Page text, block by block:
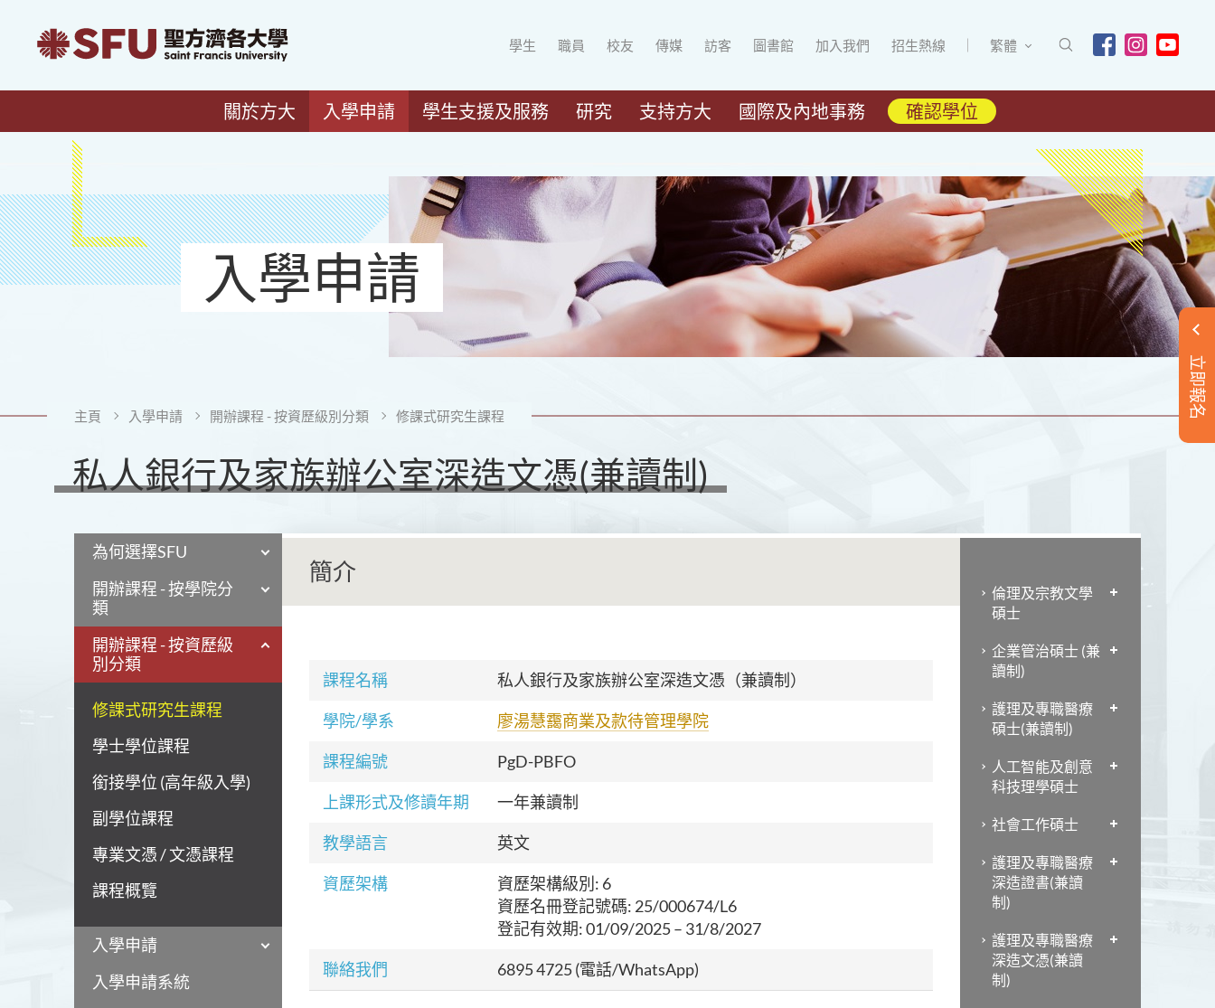
學生 職員 校友 傳媒 訪客 圖書館 加入我們 招生熱線 繁體
關於方大 入學申請 學生支援及服務 研究 支持方大 國際及內地事務 確認學位
立即報名
入學申請
主頁 入學申請 開辦課程 - 按資歷級別分類 修課式研究生課程
私人銀行及家族辦公室深造文憑(兼讀制)
為何選擇SFU
開辦課程 - 按學院分
類
開辦課程 - 按資歷級
別分類
修課式研究生課程
學士學位課程
銜接學位 (高年級入學)
副學位課程
專業文憑 / 文憑課程
課程概覽
入學申請
入學申請系統
簡介
課程名稱 私人銀行及家族辦公室深造文憑（兼讀制）
學院/學系 廖湯慧靄商業及款待管理學院
課程編號 PgD-PBFO
上課形式及修讀年期 一年兼讀制
教學語言 英文
資歷架構
資歷架構級別: 6
資歷名冊登記號碼: 25/000674/L6
登記有效期: 01/09/2025 – 31/8/2027
聯絡我們 6895 4725 (電話/WhatsApp)
倫理及宗教文學
碩士
企業管治碩士 (兼
讀制)
護理及專職醫療
碩士(兼讀制)
人工智能及創意
科技理學碩士
社會工作碩士
護理及專職醫療
深造證書(兼讀
制)
護理及專職醫療
深造文憑(兼讀
制)